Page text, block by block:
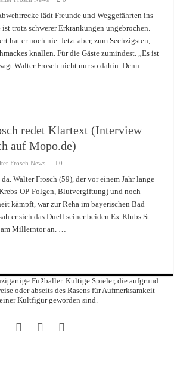
lädt Freunde und Weggefährten ins
trotz schwerer Erkrankungen ungebrochen.
hat er noch nie. Jetzt aber, zum Sechzigsten,
knallen. Für die Gäste zumindest. „Es ist
Walter Frosch nicht nur so dahin. Denn …
redet Klartext (Interview
auf Mopo.de)
Frosch News 0
Walter Frosch (59), der vor einem Jahr lange
OP-Folgen, Blutvergiftung) und noch
kämpft, war zur Reha im bayerischen Bad
er sich das Duell seiner beiden Ex-Klubs St.
am Millerntor an. …
Fußballer. Kultige Spieler, die aufgrund
oder abseits des Rasens für Aufmerksamkeit
Kultfigur geworden sind.